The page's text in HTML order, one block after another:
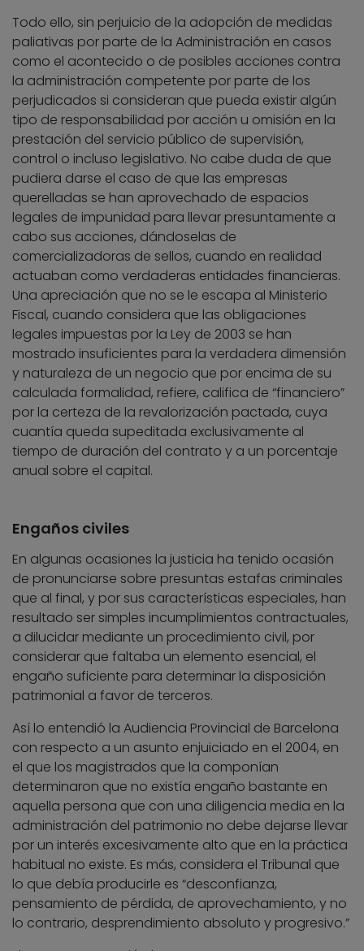
Todo ello, sin perjuicio de la adopción de medidas
paliativas por parte de la Administración en casos
como el acontecido o de posibles acciones contra
la administración competente por parte de los
perjudicados si consideran que pueda existir algún
tipo de responsabilidad por acción u omisión en la
prestación del servicio público de supervisión,
control o incluso legislativo. No cabe duda de que
pudiera darse el caso de que las empresas
querelladas se han aprovechado de espacios
legales de impunidad para llevar presuntamente a
cabo sus acciones, dándoselas de
comercializadoras de sellos, cuando en realidad
actuaban como verdaderas entidades financieras.
Una apreciación que no se le escapa al Ministerio
Fiscal, cuando considera que las obligaciones
legales impuestas por la Ley de 2003 se han
mostrado insuficientes para la verdadera dimensión
y naturaleza de un negocio que por encima de su
calculada formalidad, refiere, califica de “financiero”
por la certeza de la revalorización pactada, cuya
cuantía queda supeditada exclusivamente al
tiempo de duración del contrato y a un porcentaje
anual sobre el capital.
Engaños civiles
En algunas ocasiones la justicia ha tenido ocasión
de pronunciarse sobre presuntas estafas criminales
que al final, y por sus características especiales, han
resultado ser simples incumplimientos contractuales,
a dilucidar mediante un procedimiento civil, por
considerar que faltaba un elemento esencial, el
engaño suficiente para determinar la disposición
patrimonial a favor de terceros.
Así lo entendió la Audiencia Provincial de Barcelona
con respecto a un asunto enjuiciado en el 2004, en
el que los magistrados que la componían
determinaron que no existía engaño bastante en
aquella persona que con una diligencia media en la
administración del patrimonio no debe dejarse llevar
por un interés excesivamente alto que en la práctica
habitual no existe. Es más, considera el Tribunal que
lo que debía producirle es “desconfianza,
pensamiento de pérdida, de aprovechamiento, y no
lo contrario, desprendimiento absoluto y progresivo.”